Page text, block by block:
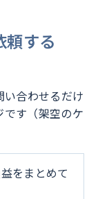
頼する
合わせるだけ
す（架空のケ
をまとめて